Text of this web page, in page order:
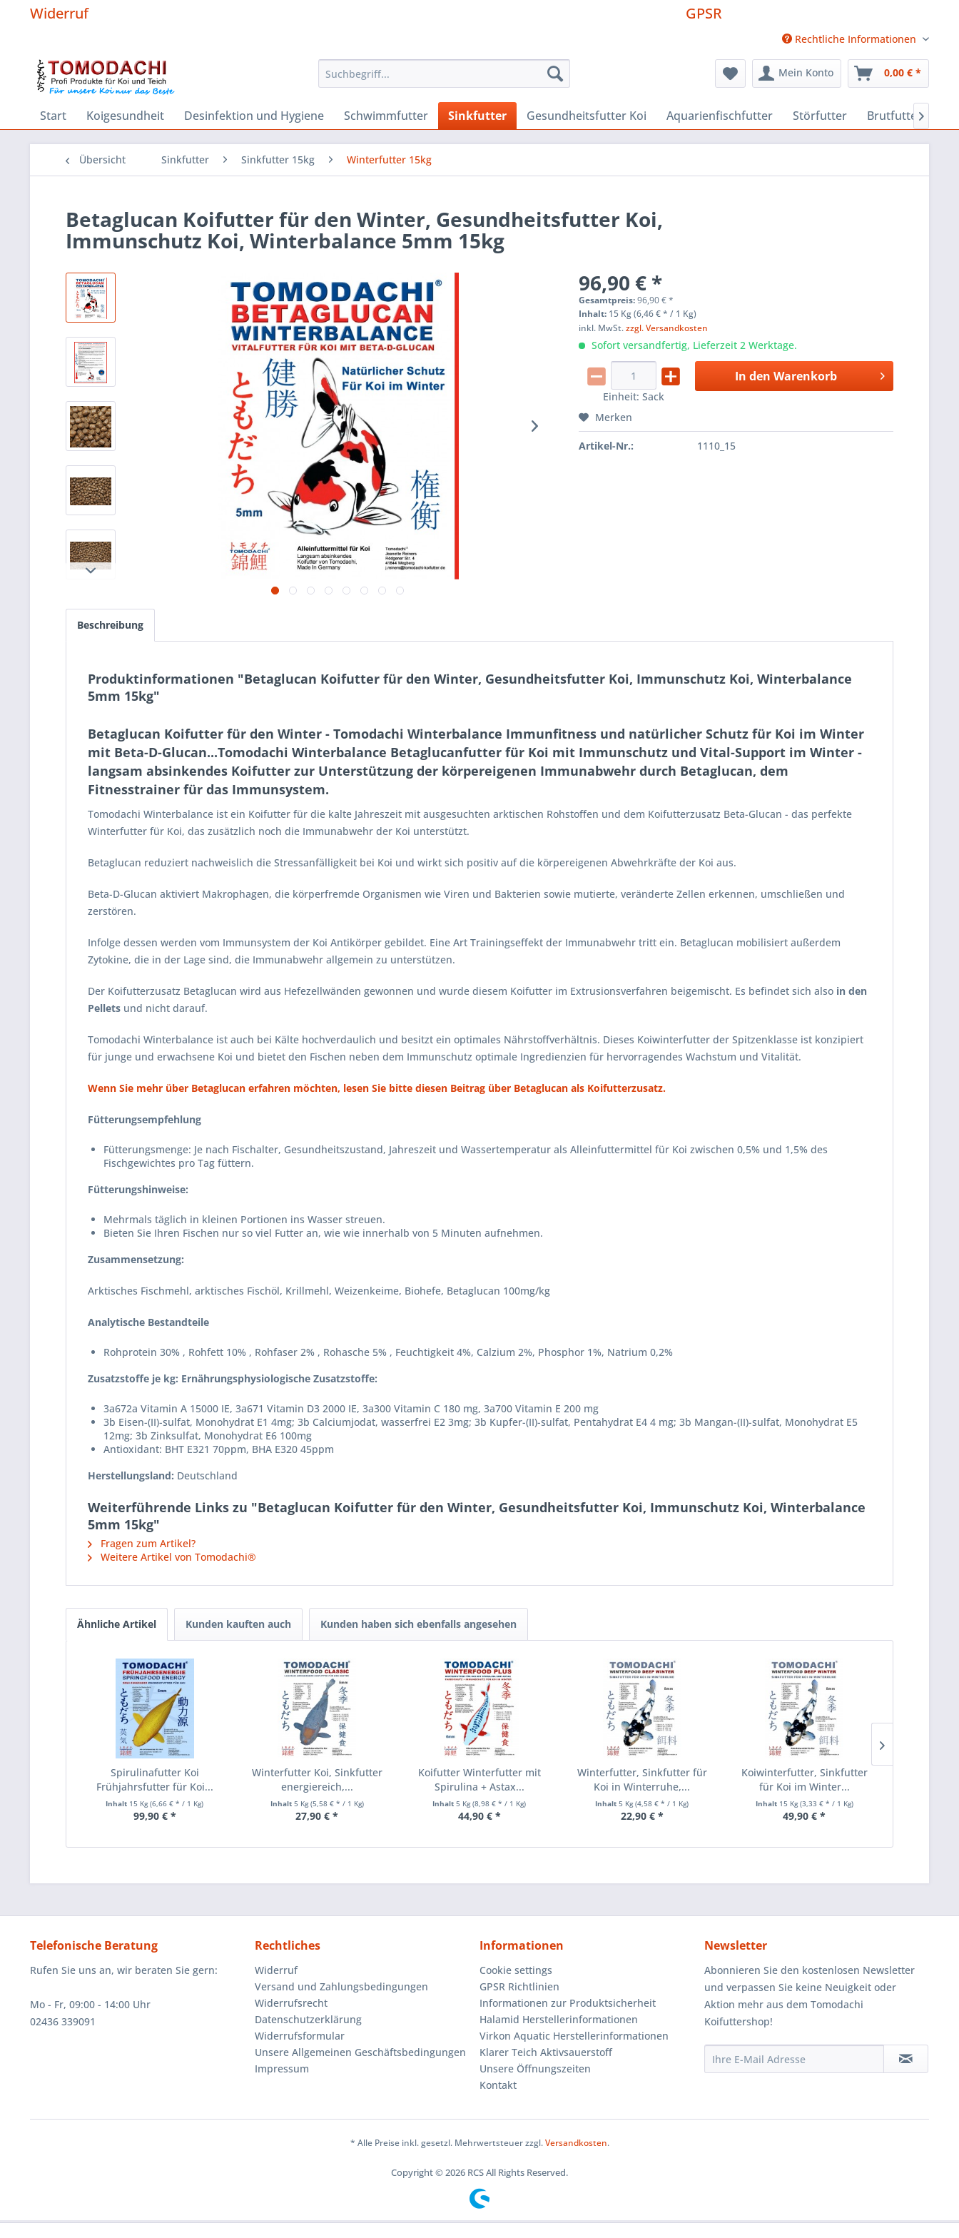
Widerruf GPSR
Rechtliche Informationen
Mein Konto 0,00 € *
Start Koigesundheit Desinfektion und Hygiene Schwimmfutter Sinkfutter Gesundheitsfutter Koi Aquarienfischfutter Störfutter Brutfutter
Übersicht Sinkfutter Sinkfutter 15kg Winterfutter 15kg
Betaglucan Koifutter für den Winter, Gesundheitsfutter Koi,
Immunschutz Koi, Winterbalance 5mm 15kg
96,90 € *
Gesamtpreis:96,90€*
Inhalt: 15 Kg (6,46 € * / 1 Kg)
inkl. MwSt.zzgl. Versandkosten
Sofort versandfertig, Lieferzeit 2 Werktage.
Einheit:Sack
In den Warenkorb
Merken
Artikel-Nr.: 1110_15
Beschreibung
Produktinformationen "Betaglucan Koifutter für den Winter, Gesundheitsfutter Koi, Immunschutz Koi, Winterbalance
5mm 15kg"
Betaglucan Koifutter für den Winter - Tomodachi Winterbalance Immunfitness und natürlicher Schutz für Koi im Winter
mit Beta-D-Glucan...Tomodachi Winterbalance Betaglucanfutter für Koi mit Immunschutz und Vital-Support im Winter -
langsam absinkendes Koifutter zur Unterstützung der körpereigenen Immunabwehr durch Betaglucan, dem
Fitnesstrainer für das Immunsystem.
Tomodachi Winterbalance ist ein Koifutter für die kalte Jahreszeit mit ausgesuchten arktischen Rohstoffen und dem Koifutterzusatz Beta-Glucan - das perfekte
Winterfutter für Koi, das zusätzlich noch die Immunabwehr der Koi unterstützt.
Betaglucan reduziert nachweislich die Stressanfälligkeit bei Koi und wirkt sich positiv auf die körpereigenen Abwehrkräfte der Koi aus.
Beta-D-Glucan aktiviert Makrophagen, die körperfremde Organismen wie Viren und Bakterien sowie mutierte, veränderte Zellen erkennen, umschließen und
zerstören.
Infolge dessen werden vom Immunsystem der Koi Antikörper gebildet. Eine Art Trainingseffekt der Immunabwehr tritt ein. Betaglucan mobilisiert außerdem
Zytokine, die in der Lage sind, die Immunabwehr allgemein zu unterstützen.
Der Koifutterzusatz Betaglucan wird aus Hefezellwänden gewonnen und wurde diesem Koifutter im Extrusionsverfahren beigemischt. Es befindet sich also in den
Pellets und nicht darauf.
Tomodachi Winterbalance ist auch bei Kälte hochverdaulich und besitzt ein optimales Nährstoffverhältnis. Dieses Koiwinterfutter der Spitzenklasse ist konzipiert
für junge und erwachsene Koi und bietet den Fischen neben dem Immunschutz optimale Ingredienzien für hervorragendes Wachstum und Vitalität.
Wenn Sie mehr über Betaglucan erfahren möchten, lesen Sie bitte diesen Beitrag über Betaglucan als Koifutterzusatz.
Fütterungsempfehlung
Fütterungsmenge: Je nach Fischalter, Gesundheitszustand, Jahreszeit und Wassertemperatur als Alleinfuttermittel für Koi zwischen 0,5% und 1,5% des
Fischgewichtes pro Tag füttern.
Fütterungshinweise:
Mehrmals täglich in kleinen Portionen ins Wasser streuen.
Bieten Sie Ihren Fischen nur so viel Futter an, wie wie innerhalb von 5 Minuten aufnehmen.
Zusammensetzung:
Arktisches Fischmehl, arktisches Fischöl, Krillmehl, Weizenkeime, Biohefe, Betaglucan 100mg/kg
Analytische Bestandteile
Rohprotein 30% , Rohfett 10% , Rohfaser 2% , Rohasche 5% , Feuchtigkeit 4%, Calzium 2%, Phosphor 1%, Natrium 0,2%
Zusatzstoffe je kg: Ernährungsphysiologische Zusatzstoffe:
3a672a Vitamin A 15000 IE, 3a671 Vitamin D3 2000 IE, 3a300 Vitamin C 180 mg, 3a700 Vitamin E 200 mg
3b Eisen-(II)-sulfat, Monohydrat E1 4mg; 3b Calciumjodat, wasserfrei E2 3mg; 3b Kupfer-(II)-sulfat, Pentahydrat E4 4 mg; 3b Mangan-(II)-sulfat, Monohydrat E5
12mg; 3b Zinksulfat, Monohydrat E6 100mg
Antioxidant: BHT E321 70ppm, BHA E320 45ppm
Herstellungsland: Deutschland
Weiterführende Links zu "Betaglucan Koifutter für den Winter, Gesundheitsfutter Koi, Immunschutz Koi, Winterbalance
5mm 15kg"
Fragen zum Artikel?
Weitere Artikel von Tomodachi®
Ähnliche Artikel Kunden kauften auch Kunden haben sich ebenfalls angesehen
Spirulinafutter Koi
Frühjahrsfutter für Koi...
Inhalt 15 Kg(6,66 € * / 1 Kg)
99,90 € *
Winterfutter Koi, Sinkfutter
energiereich,...
Inhalt 5 Kg(5,58 € * / 1 Kg)
27,90 € *
Koifutter Winterfutter mit
Spirulina + Astax...
Inhalt5 Kg(8,98 € * / 1 Kg)
44,90 € *
Winterfutter, Sinkfutter für
Koi in Winterruhe,...
Inhalt5 Kg(4,58 € * / 1 Kg)
22,90 € *
Koiwinterfutter, Sinkfutter
für Koi im Winter...
Inhalt 15 Kg(3,33 € * / 1 Kg)
49,90 € *
Telefonische Beratung
Rufen Sie uns an, wir beraten Sie gern:
Mo - Fr, 09:00 - 14:00 Uhr
02436 339091
Rechtliches
Widerruf
Versand und Zahlungsbedingungen
Widerrufsrecht
Datenschutzerklärung
Widerrufsformular
Unsere Allgemeinen Geschäftsbedingungen
Impressum
Informationen
Cookie settings
GPSR Richtlinien
Informationen zur Produktsicherheit
Halamid Herstellerinformationen
Virkon Aquatic Herstellerinformationen
Klarer Teich Aktivsauerstoff
Unsere Öffnungszeiten
Kontakt
Newsletter
Abonnieren Sie den kostenlosen Newsletter
und verpassen Sie keine Neuigkeit oder
Aktion mehr aus dem Tomodachi
Koifuttershop!
* Alle Preise inkl. gesetzl. Mehrwertsteuer zzgl.Versandkosten.
Copyright © 2026 RCS All Rights Reserved.